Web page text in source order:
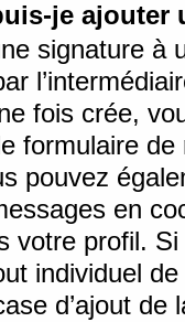
je ajouter
signature à
fois crée,
formulaire de
pouvez
en
votre profil.
individuel
d’ajout